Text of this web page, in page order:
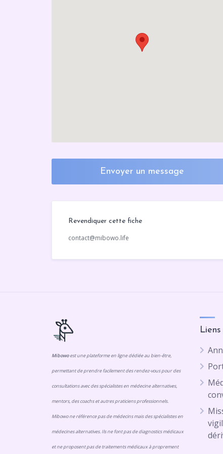
Envoyer un message
Revendiquer cette fiche
contact@mibowo.life
Mibowoest une plateforme en ligne dédiée au bien-être,
permettant de prendre facilement des rendez-vous pour des
consultations avec des spécialistes en médecine alternatives,
mentors, des coachs et autres praticiens professionnels.
Mibowo ne référence pas de médecins mais des spécialistes en
médecines alternatives. Ils ne font pas de diagnostics médicaux
et ne proposent pas de traitements médicaux à proprement